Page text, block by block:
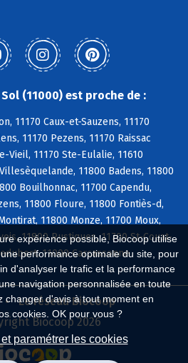
expérience possible, Biocoop utilise
performance optimale du site, pour
d'analyser le trafic et la performance
navigation personnalisée en toute
changer d'avis à tout moment en
cookies. OK pour vous ?
paramétrer les cookies
(11000) est proche de :
11170 Caux-et-Sauzens, 11170
11170 Pezens, 11170 Raissac
Vieil, 11170 Ste-Eulalie, 11610
11800 Badens, 11800
Bouilhonnac, 11700 Capendu,
11800 Floure, 11800 Fontiès-d,
11800 Monze, 11700 Moux,
11800 Rustiques, 11700 St-Couat-
11000 Carcassonne
Le réseau Biocoop
Biocoop 2026